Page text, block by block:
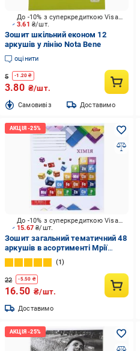
3.61 ₴/шт.
До -10% з суперкредиткою Visa Вигода
Зошит шкільний економ 12
аркушів у лінію Nota Bene
оцінити
5 -1.20 ₴
3.80 ₴/шт.
Cамовивіз Доставимо
15.67₴/шт.
До -10% з суперкредиткою Visa Вигода
Зошит загальний тематичний 48
аркушів в асортименті Мрії
збуваються
1
22 -5.50 ₴
16.50 ₴/шт.
Доставимо